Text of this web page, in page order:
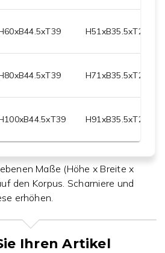
60xB44.5xT39 H51xB35.5xT28.1
80xB44.5xT39 H71xB35.5xT28.1
100xB44.5xT39 H91xB35.5xT28.1
Maße (Höhe x Breite x
den Korpus. Scharniere und
erhöhen.
Ihren Artikel